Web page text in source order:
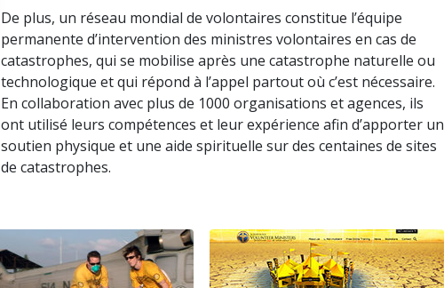
De plus, un réseau mondial de volontaires constitue l’équipe
permanente d’intervention des ministres volontaires en cas de
catastrophes, qui se mobilise après une catastrophe naturelle ou
technologique et qui répond à l’appel partout où c’est nécessaire.
En collaboration avec plus de 1000 organisations et agences, ils
ont utilisé leurs compétences et leur expérience afin d’apporter un
soutien physique et une aide spirituelle sur des centaines de sites
de catastrophes.